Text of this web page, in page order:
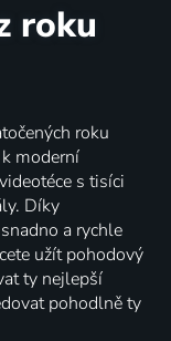
roku
roku
moderní
s tisíci
Díky
a rychle
užít pohodový
ty nejlepší
pohodlně ty